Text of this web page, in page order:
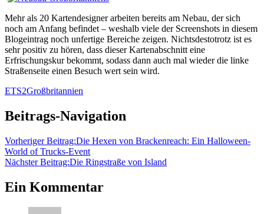
Mehr als 20 Kartendesigner arbeiten bereits am Nebau, der sich
noch am Anfang befindet – weshalb viele der Screenshots in diesem
Blogeintrag noch unfertige Bereiche zeigen. Nichtsdestotrotz ist es
sehr positiv zu hören, dass dieser Kartenabschnitt eine
Erfrischungskur bekommt, sodass dann auch mal wieder die linke
Straßenseite einen Besuch wert sein wird.
ETS2Großbritannien
Beitrags-Navigation
Vorheriger Beitrag:Die Hexen von Brackenreach: Ein Halloween-
World of Trucks-Event
Nächster Beitrag:Die Ringstraße von Island
Ein Kommentar